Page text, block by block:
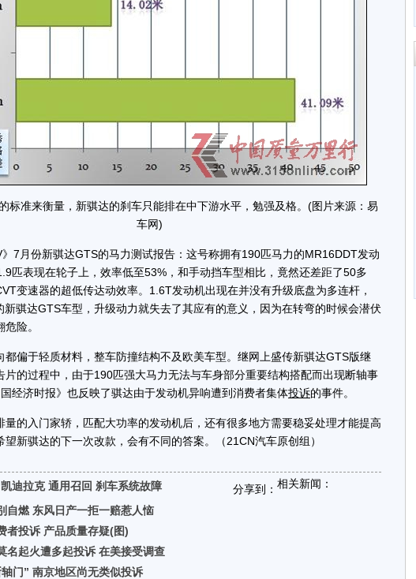
标准来衡量，新骐达的刹车只能排在中下游水平，勉强及格。(图片来源：易
车网)
月份新骐达GTS的马力测试报告：这号称拥有190匹马力的MR16DDT发动
匹表现在轮子上，效率低至53%，和手动挡车型相比，竟然还差距了50多
变速器的超低传达动效率。1.6T发动机出现在并没有升级底盘为多连杆，
新骐达GTS车型，升级动力就失去了其应有的意义，因为在转弯的时候会潜伏
险。
于轻质材料，整车防撞结构不及欧美车型。继网上盛传新骐达GTS版继
片的过程中，由于190匹强大马力无法与车身部分重要结构搭配而出现断轴事
经济时报》也反映了骐达由于发动机异响遭到消费者集体投诉的事件。
入门家轿，匹配大功率的发动机后，还有很多地方需要稳妥处理才能提高
望新骐达的下一次改款，会有不同的答案。（21CN汽车原创组）
凯迪拉克 通用召回 刹车系统故障 分享到： 相关新闻：
自燃 东风日产一拒一赔惹人恼
者投诉 产品质量存疑(图)
名起火遭多起投诉 在美接受调查
门” 南京地区尚无类似投诉